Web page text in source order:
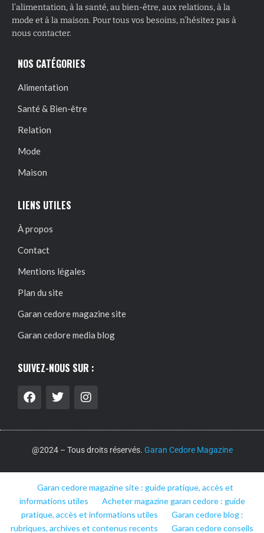
l’alimentation, à la santé, au bien-être, aux relations, à la
mode et à la maison. Pour tous vos besoins, n’hésitez pas à
nous contacter.
NOS CATÉGORIES
Alimentation
Santé & Bien-être
Relation
Mode
Maison
LIENS UTILES
À propos
Contact
Mentions légales
Plan du site
Garan cedore magazine site
Garan cedore media blog
SUIVEZ-NOUS SUR :
@2024 – Tous droits réservés. Garan Cedore Magazine
Garan cedore magazine site : guide pratique, accès et
informations utiles
Acheter magazine garan cedore : guide
pratique, accès et informations utiles
Garan cedore blog :
rubriques, archives et contenus recents
Garan cedore conseils